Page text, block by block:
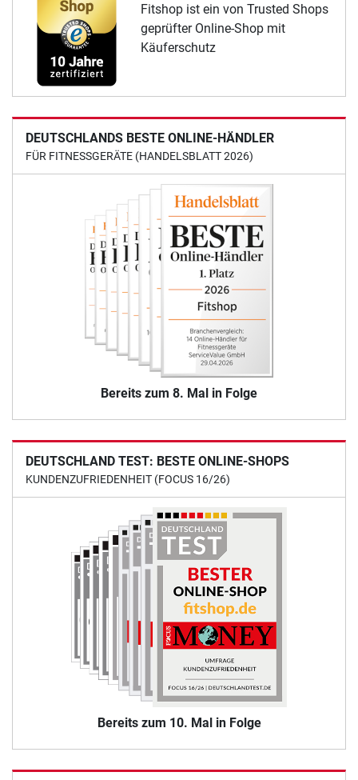
Fitshop ist ein von Trusted Shops
geprüfter Online-Shop mit
Käuferschutz
DEUTSCHLANDS BESTE ONLINE-HÄNDLER
FÜR FITNESSGERÄTE (HANDELSBLATT 2026)
Bereits zum 8. Mal in Folge
DEUTSCHLAND TEST: BESTE ONLINE-SHOPS
KUNDENZUFRIEDENHEIT (FOCUS 16/26)
Bereits zum 10. Mal in Folge